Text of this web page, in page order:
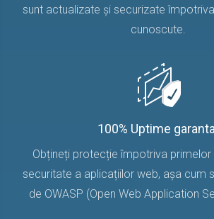
sunt actualizate și securizate
cunoscute.
100% Uptime
Obțineți protecție împotriva
securitate a aplicațiilor web, așa cum
de OWASP (Open Web Application